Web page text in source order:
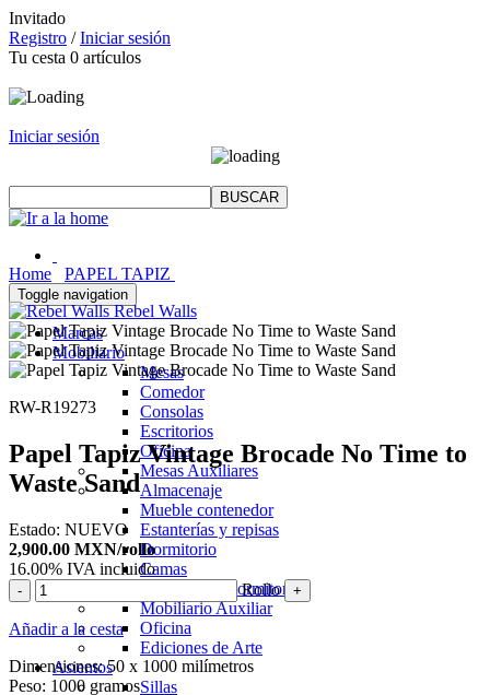
Invitado
Registro /Iniciar sesión
Tu cesta 0 artículos
Iniciar sesión
Toggle navigation
Marcas
Mobiliario
Mesas
Comedor
Consolas
Escritorios
Oficina
Mesas Auxiliares
Almacenaje
Mueble contenedor
Estanterías y repisas
Dormitorio
Camas
Muebles de Dormitorio
Mobiliario Auxiliar
Oficina
Ediciones de Arte
Asientos
Sillas
Home
PAPEL TAPIZ
Rebel Walls
RW-R19273
Papel Tapiz Vintage Brocade No Time to
Waste Sand
Estado: NUEVO
2,900.00 MXN/rollo
16.00% IVA incluido
- Rollo +
Añadir a la cesta
Dimensiones: 50 x 1000 milímetros
Peso: 1000 gramos